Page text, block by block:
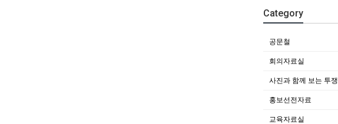
Category
공문철
회의자료실
사진과 함께 보는 투쟁
홍보선전자료
교육자료실